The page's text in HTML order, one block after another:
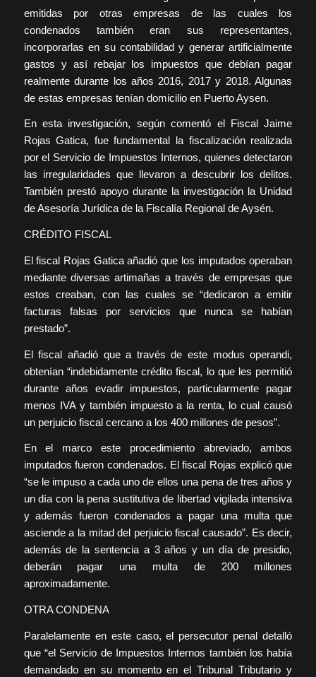
emitidas por otras empresas de las cuales los
condenados también eran sus representantes,
incorporarlas en su contabilidad y generar artificialmente
gastos y así rebajar los impuestos que debían pagar
realmente durante los años 2016, 2017 y 2018. Algunas
de estas empresas tenían domicilio en Puerto Aysen.
En esta investigación, según comentó el Fiscal Jaime
Rojas Gatica, fue fundamental la fiscalización realizada
por el Servicio de Impuestos Internos, quienes detectaron
las irregularidades que llevaron a descubrir los delitos.
También prestó apoyo durante la investigación la Unidad
de Asesoría Jurídica de la Fiscalía Regional de Aysén.
CRÉDITO FISCAL
El fiscal Rojas Gatica añadió que los imputados operaban
mediante diversas artimañas a través de empresas que
estos creaban, con las cuales se “dedicaron a emitir
facturas falsas por servicios que nunca se habían
prestado”.
El fiscal añadió que a través de este modus operandi,
obtenían “indebidamente crédito fiscal, lo que les permitió
durante años evadir impuestos, particularmente pagar
menos IVA y también impuesto a la renta, lo cual causó
un perjuicio fiscal cercano a los 400 millones de pesos”.
En el marco este procedimiento abreviado, ambos
imputados fueron condenados. El fiscal Rojas explicó que
“se le impuso a cada uno de ellos una pena de tres años y
un día con la pena sustitutiva de libertad vigilada intensiva
y además fueron condenados a pagar una multa que
asciende a la mitad del perjuicio fiscal causado”. Es decir,
además de la sentencia a 3 años y un día de presidio,
deberán pagar una multa de 200 millones
aproximadamente.
OTRA CONDENA
Paralelamente en este caso, el persecutor penal detalló
que “el Servicio de Impuestos Internos también los había
demandado en su momento en el Tribunal Tributario y